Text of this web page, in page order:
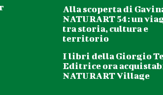
Alla scoperta di
NATURART 54: un
tra storia, cultura e
territorio
I libri della Giorgio
Editrice ora
NATURART Village